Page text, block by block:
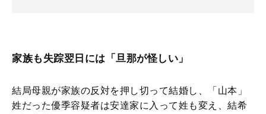
家族も失踪翌日には「旦那が怪しい」
結局母親が家族の反対を押し切って結婚し、「山本」
姓だった優季容疑者は安達家に入って姓も変え、結希